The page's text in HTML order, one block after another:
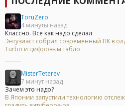
ToruZero
4 минуты назад
Классно. Все как надо сделал
Энтузиаст собрал современный ПК в
Turbo и цифровым табло
MisterTeterev
7 минут назад
Зачем это надо?
В Японии запустили технологию